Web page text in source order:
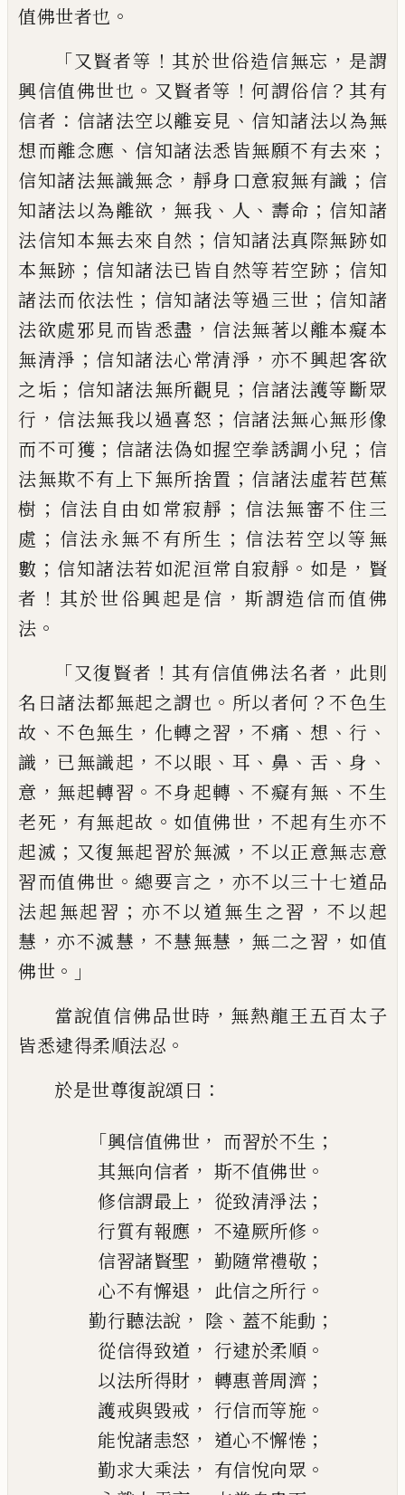
值佛世者也 。
「又賢者等 ！其於世俗造信無忘 ， 是謂
興信值佛世也 。 又賢者等 ！何謂俗信 ？其有
信者 ： 信諸法空以離妄見 、 信知諸法以為無
想而離念應 、 信知諸法悉皆無願不有去來 ；
信知諸法無識無念 ， 靜身口意寂無有識 ； 信
知諸法以為離欲 ， 無我 、 人 、 壽命 ； 信知諸
法信知本無去來自然 ； 信知諸法真際無跡如
本無跡 ； 信知諸法已皆自然等若空跡 ； 信知
諸法而依法性 ； 信知諸法等過三世 ； 信知諸
法欲處邪見而皆悉盡 ， 信法無著以離本癡本
無清淨 ； 信知諸法心常清淨 ， 亦不興起客欲
之垢 ； 信知諸法無所觀見 ； 信諸法護等斷眾
行 ， 信法無我以過喜怒 ； 信諸法無心無形像
而不可獲 ； 信諸法偽如握空拳誘調小兒 ； 信
法無欺不有上下無所捨置 ； 信諸法虛若芭蕉
樹 ； 信法自由如常寂靜 ； 信法無審不住三
處 ； 信法永無不有所生 ； 信法若空以等無
數 ； 信知諸法若如泥洹常自寂靜 。 如是 ， 賢
者 ！ 其於世俗興起是信 ， 斯謂造信而值佛
法 。
「又復賢者 ！其有信值佛法名者 ， 此則
名 曰諸法都無起之謂也 。 所以者何 ？不色生
故 、不色無生 ， 化轉之習 ，不痛 、 想 、行 、
識 ， 已無識起 ， 不以眼 、 耳 、 鼻 、 舌 、 身 、
意 ， 無起轉習 。 不身起轉 、不癡有無 、不生
老死 ， 有無起故 。 如值佛世 ， 不起有生亦不
起滅 ； 又復無起習於無滅 ，不以正意無志意
習而值佛世 。 總要言之 ， 亦不以三十七道品
法起無起習 ； 亦不以道無生之習 ， 不以起
慧 ，亦不滅慧 ， 不慧無慧 ， 無二之習 ， 如值
佛世 。」
當說值信佛品世時 ， 無熱龍王五百太子
皆悉逮得柔順法忍 。
於是世尊復說頌曰 ：
「興信值佛世 ， 而習於不生 ；
其無向信者 ， 斯不值佛世 。
修信謂最上 ， 從致清淨法 ；
行質有報應 ， 不違厥所修 。
信習諸賢聖 ， 勤隨常禮敬 ；
心不有懈退 ， 此信之所行 。
勤行聽法說 ， 陰 、 蓋不能動 ；
從信得致道 ， 行逮於柔順 。
以法所得財 ， 轉惠普周濟 ；
護戒與毀戒 ， 行信而等施 。
能悅諸恚怒 ， 道心不懈惓 ；
勤求大乘法 ， 有信悅向眾 。